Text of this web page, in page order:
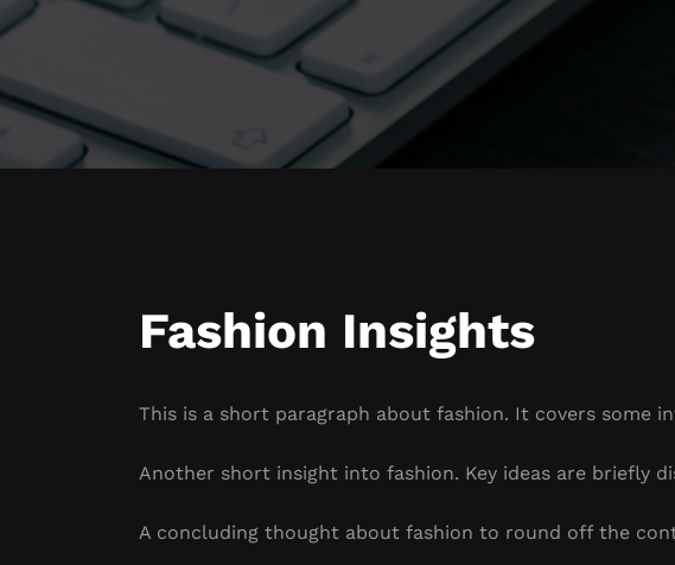
Fashion Insights
This is a short paragraph about fashion. It covers some
Another short insight into fashion. Key ideas are briefly
A concluding thought about fashion to round off the